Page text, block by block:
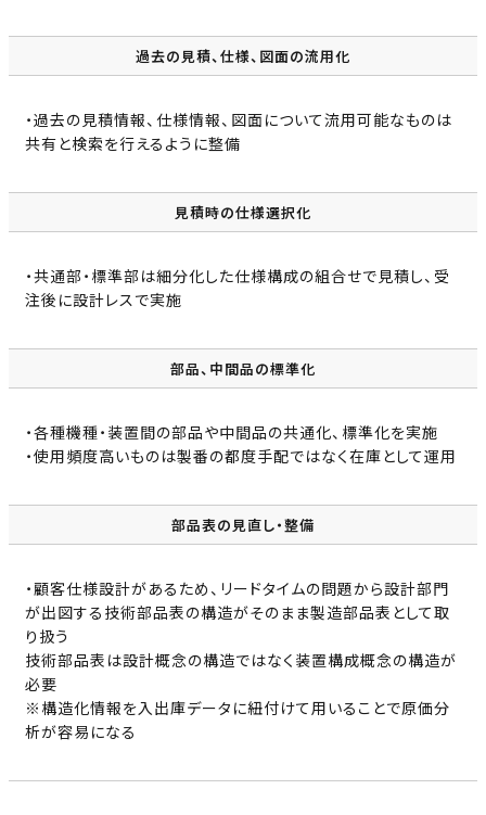
過去の見積、仕様、図面の流用化
・過去の見積情報、仕様情報、図面について流用可能なものは
共有と検索を行えるように整備
見積時の仕様選択化
・共通部・標準部は細分化した仕様構成の組合せで見積し、受
注後に設計レスで実施
部品、中間品の標準化
・各種機種・装置間の部品や中間品の共通化、標準化を実施
・使用頻度高いものは製番の都度手配ではなく在庫として運用
部品表の見直し・整備
・顧客仕様設計があるため、リードタイムの問題から設計部門
が出図する技術部品表の構造がそのまま製造部品表として取
り扱う
技術部品表は設計概念の構造ではなく装置構成概念の構造が
必要
※構造化情報を入出庫データに紐付けて用いることで原価分
析が容易になる